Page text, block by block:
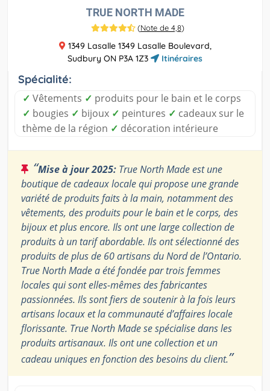
TRUE NORTH MADE
(Note de 4,8)
1349 Lasalle 1349 Lasalle Boulevard,
Sudbury ON P3A 1Z3
Itinéraires
Spécialité:
✓ Vêtements ✓ produits pour le bain et le corps
✓ bougies ✓ bijoux ✓ peintures ✓ cadeaux sur le
thème de la région ✓ décoration intérieure
“Mise à jour 2025: True North Made est une
boutique de cadeaux locale qui propose une grande
variété de produits faits à la main, notamment des
vêtements, des produits pour le bain et le corps, des
bijoux et plus encore. Ils ont une large collection de
produits à un tarif abordable. Ils ont sélectionné des
produits de plus de 60 artisans du Nord de l’Ontario.
True North Made a été fondée par trois femmes
locales qui sont elles-mêmes des fabricantes
passionnées. Ils sont fiers de soutenir à la fois leurs
artisans locaux et la communauté d’affaires locale
florissante. True North Made se spécialise dans les
produits artisanaux. Ils ont une collection et un
cadeau uniques en fonction des besoins du client.”